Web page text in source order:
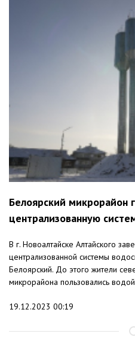
Белоярский микрорайон
централизованную
В г. Новоалтайске Алтайского
централизованной системы
Белоярский. До этого жители
микрорайона пользовались
19.12.2023 00:19